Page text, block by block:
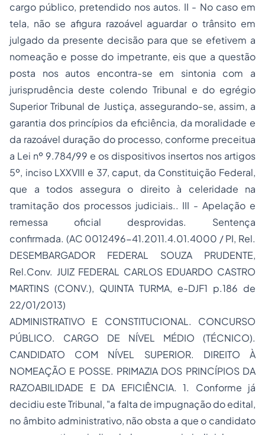
cargo público, pretendido nos autos. II - No caso em
tela, não se afigura razoável aguardar o trânsito em
julgado da presente decisão para que se efetivem a
nomeação e posse do impetrante, eis que a questão
posta nos autos encontra-se em sintonia com a
jurisprudência deste colendo Tribunal e do egrégio
Superior Tribunal de Justiça, assegurando-se, assim, a
garantia dos princípios da eficiência, da moralidade e
da razoável duração do processo, conforme preceitua
a Lei nº 9.784/99 e os dispositivos insertos nos artigos
5º, inciso LXXVIII e 37, caput, da Constituição Federal,
que a todos assegura o direito à celeridade na
tramitação dos processos judiciais.. III - Apelação e
remessa oficial desprovidas. Sentença
confirmada. (AC 0012496-41.2011.4.01.4000 / PI, Rel.
DESEMBARGADOR FEDERAL SOUZA PRUDENTE,
Rel.Conv. JUIZ FEDERAL CARLOS EDUARDO CASTRO
MARTINS (CONV.), QUINTA TURMA, e-DJF1 p.186 de
22/01/2013)
ADMINISTRATIVO E CONSTITUCIONAL. CONCURSO
PÚBLICO. CARGO DE NÍVEL MÉDIO (TÉCNICO).
CANDIDATO COM NÍVEL SUPERIOR. DIREITO À
NOMEAÇÃO E POSSE. PRIMAZIA DOS PRINCÍPIOS DA
RAZOABILIDADE E DA EFICIÊNCIA. 1. Conforme já
decidiu este Tribunal, "a falta de impugnação do edital,
no âmbito administrativo, não obsta a que o candidato